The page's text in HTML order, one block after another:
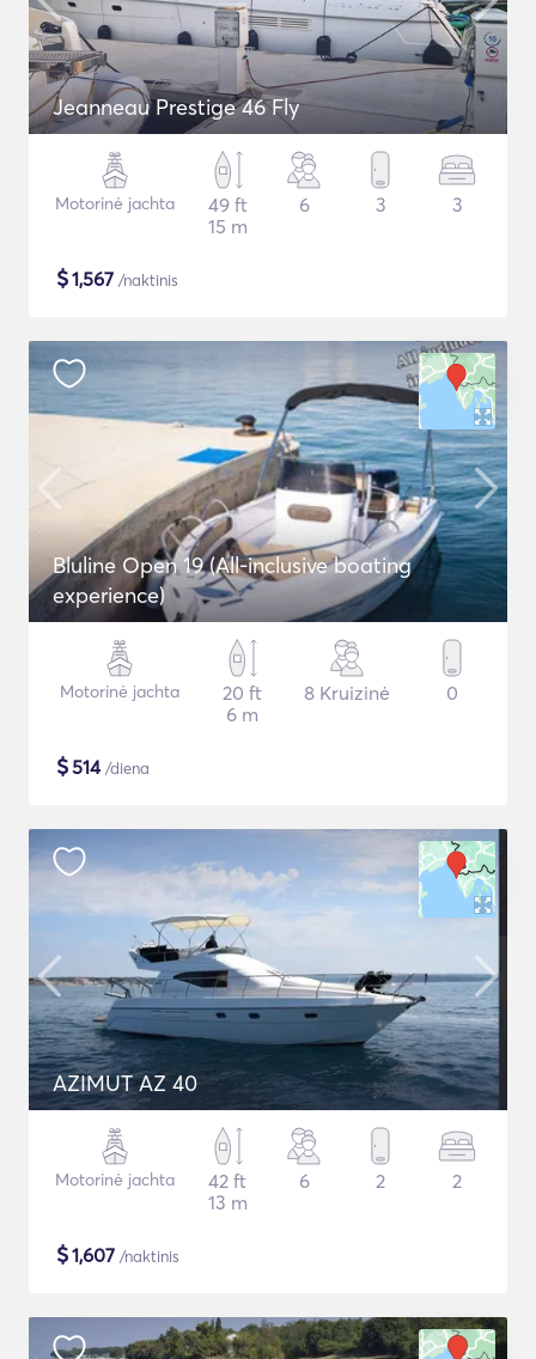
Jeanneau Prestige 46 Fly
Motorinė jachta
49 ft
15 m
6 3 3
$1,567 /naktinis
Bluline Open 19 (All-inclusive boating
experience)
Motorinė jachta
20 ft
6 m
8 Kruizinė 0
$514/diena
AZIMUT AZ 40
Motorinė jachta
42 ft
13 m
6 2 2
$1,607 /naktinis